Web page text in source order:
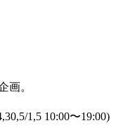
画。
1,5 10:00〜19:00)